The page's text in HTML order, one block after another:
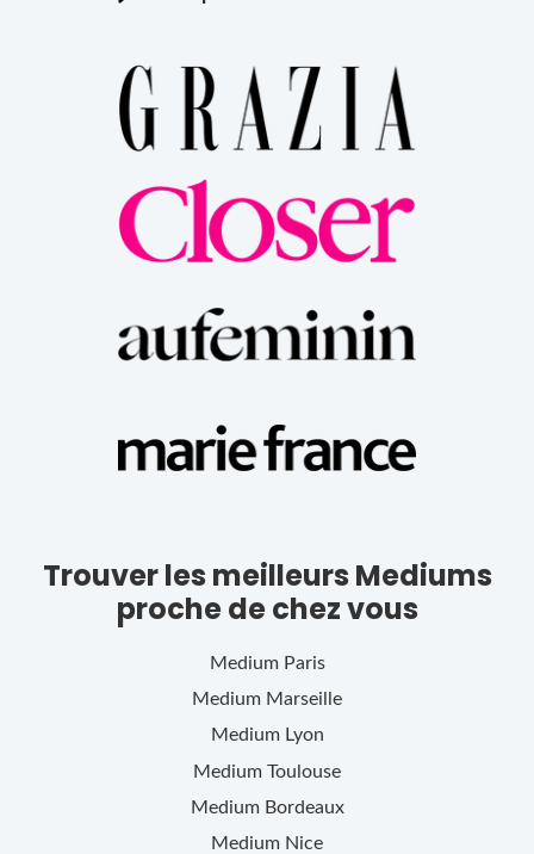
Trouver les meilleurs Mediums
proche de chez vous
Medium Paris
Medium Marseille
Medium Lyon
Medium Toulouse
Medium Bordeaux
Medium Nice